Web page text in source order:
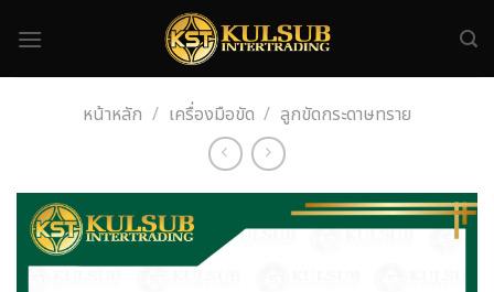
หน้าหลัก / เครื่องมือขัด / ลูกขัดกระดาษทราย